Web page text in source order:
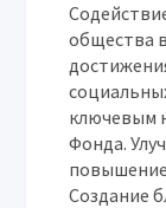
общества
ключевым
Фонда.
Создание